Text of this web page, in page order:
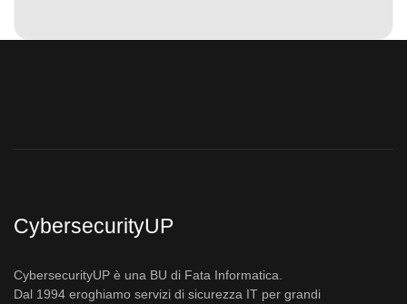
CybersecurityUP
CybersecurityUP è una BU di Fata Informatica.
Dal 1994 eroghiamo servizi di sicurezza IT per grandi